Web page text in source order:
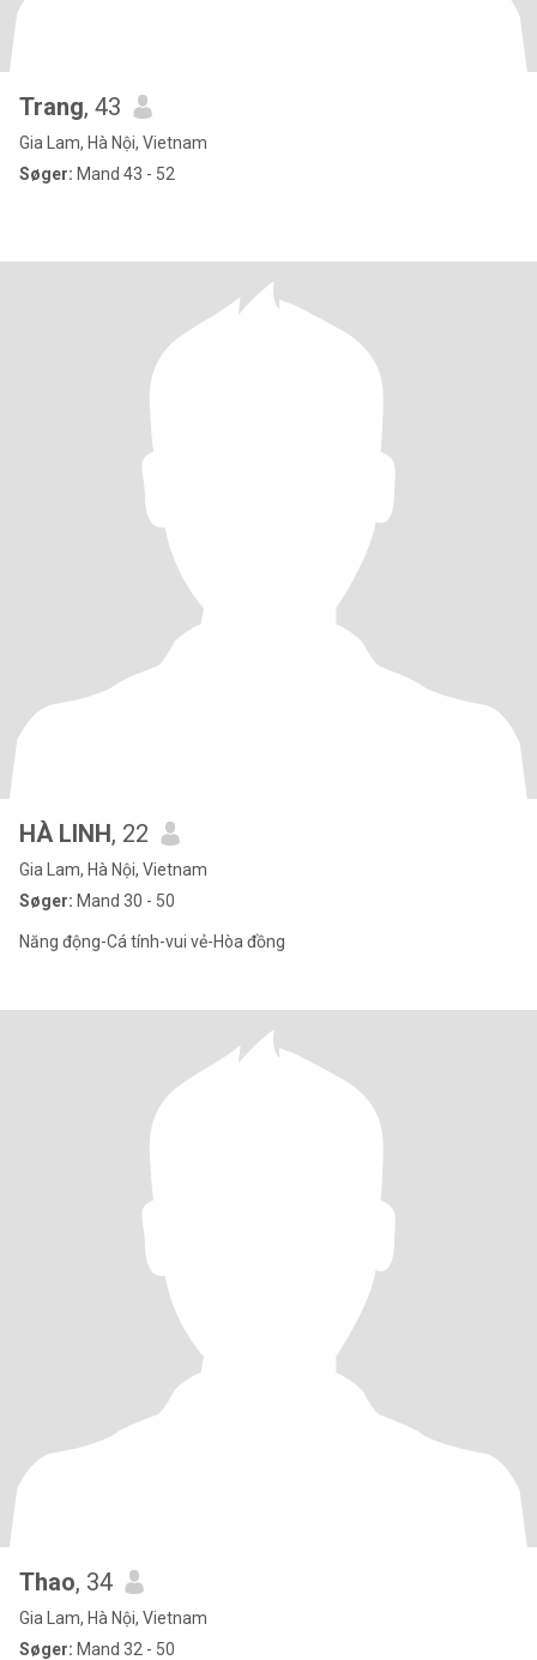
Trang, 43
Gia Lam, Hà Nội, Vietnam
Søger: Mand 43 - 52
HÀ LINH, 22
Gia Lam, Hà Nội, Vietnam
Søger: Mand 30 - 50
Năng động-Cá tính-vui vẻ-Hòa đồng
Thao, 34
Gia Lam, Hà Nội, Vietnam
Søger: Mand 32 - 50